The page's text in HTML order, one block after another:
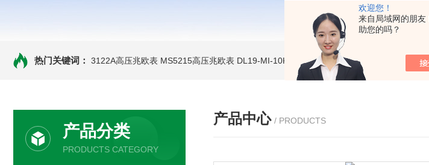
欢迎您！
来自局域网的朋友
助您的吗？
热门关键词： 3122A高压兆欧表 MS5215高压兆欧表 DL19-MI-10KVe 高压兆欧表 5000V数字高压兆欧表
产品分类
PRODUCTS CATEGORY
产品中心 / PRODUCTS